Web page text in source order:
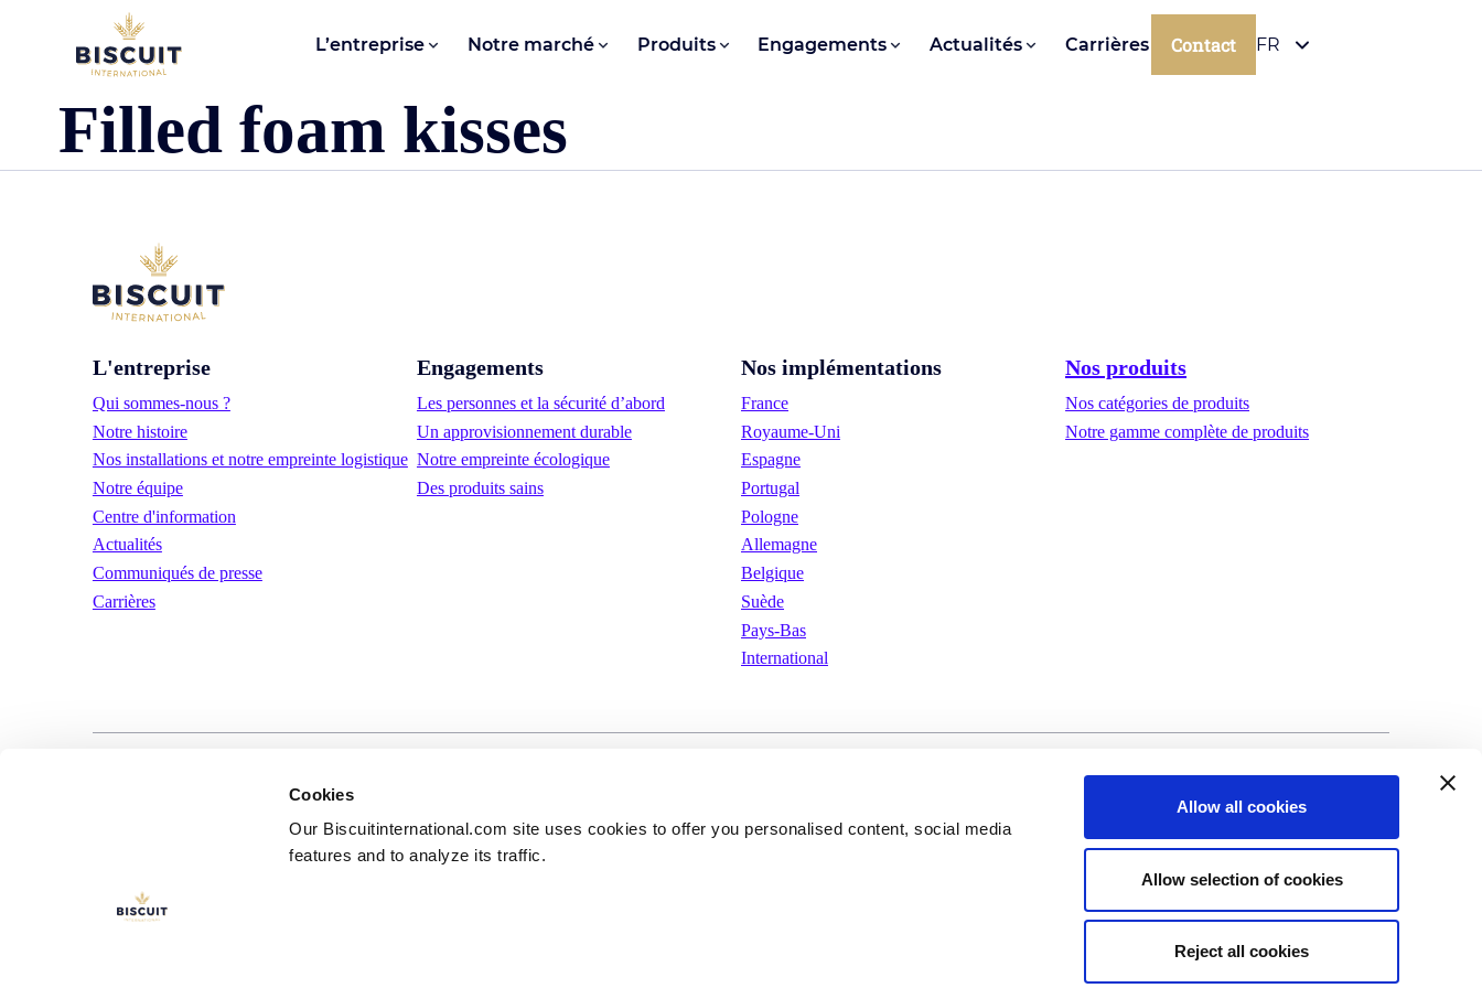
Cookies
Our Biscuitinternational.com site uses cookies to offer you personalised content, social media
features and to analyze its traffic.
Allow all cookies
Allow selection of cookies
Reject all cookies
Aller au contenu L’entreprise Notre marché Produits Engagements Actualités Carrières Contact FR
Filled foam kisses
L'entreprise
Qui sommes-nous ?
Notre histoire
Nos installations et notre empreinte logistique
Notre équipe
Centre d'information
Actualités
Communiqués de presse
Carrières
Engagements
Les personnes et la sécurité d’abord
Un approvisionnement durable
Notre empreinte écologique
Des produits sains
Nos implémentations
France
Royaume-Uni
Espagne
Portugal
Pologne
Allemagne
Belgique
Suède
Pays-Bas
International
Nos produits
Nos catégories de produits
Notre gamme complète de produits
©Biscuit International 2023